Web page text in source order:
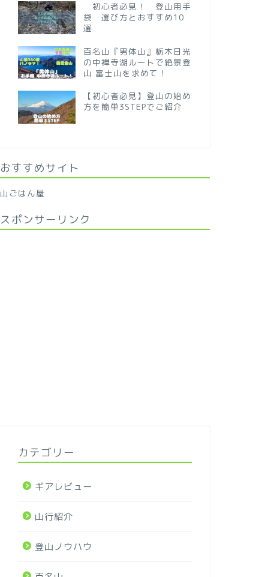
初心者必見！ 登山用手
袋 選び方とおすすめ10
選
百名山『男体山』栃木日光
の中禅寺湖ルートで絶景登
山 富士山を求めて！
【初心者必見】登山の始め
方を簡単3STEPでご紹介
おすすめサイト
山ごはん屋
スポンサーリンク
カテゴリー
ギアレビュー
山行紹介
登山ノウハウ